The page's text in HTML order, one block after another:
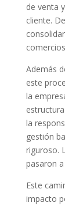
de venta
cliente.
Además
este
la
la
gestión
riguroso.
pasaron
Este
impacto